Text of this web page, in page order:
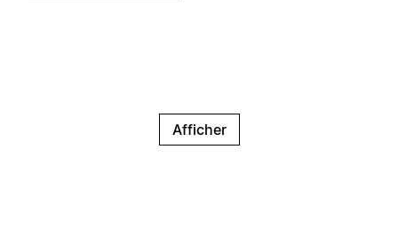
Afficher